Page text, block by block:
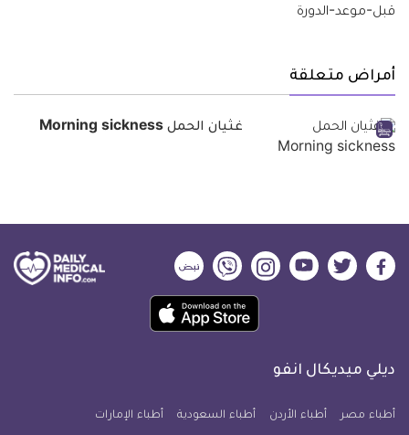
أمراض متعلقة
غثيان الحمل Morning sickness
ديلي
فيسبوك
ديلي
تويتر
ديلي
ميديكال
يوتيوب
ديلي
ميديكال
انفو
ديلي
ميديكال
انفو
ديلي
ميديكال
انفو
حمل
تطبيق
معلومة
ديلي ميديكال انفو
أطباء مصر أطباء الأردن أطباء السعودية أطباء الإمارات